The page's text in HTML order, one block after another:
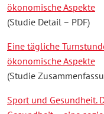
ökonomische Aspekte
(Studie Detail – PDF)
Eine tägliche
ökonomische Aspekte
(Studie
Sport und Gesundheit.